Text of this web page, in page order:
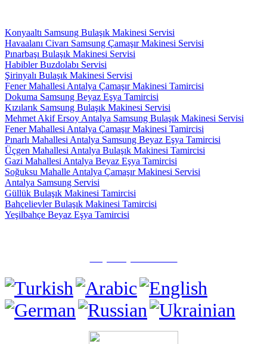
Konyaaltı Samsung Bulaşık Makinesi Servisi
Havaalanı Civarı Samsung Çamaşır Makinesi Servisi
Pınarbaşı Bulaşık Makinesi Servisi
Habibler Buzdolabı Servisi
Şirinyalı Bulaşık Makinesi Servisi
Fener Mahallesi Antalya Çamaşır Makinesi Tamircisi
Dokuma Samsung Beyaz Eşya Tamircisi
Kızılarık Samsung Bulaşık Makinesi Servisi
Mehmet Akif Ersoy Antalya Samsung Bulaşık Makinesi Servisi
Fener Mahallesi Antalya Çamaşır Makinesi Tamircisi
Pınarlı Mahallesi Antalya Samsung Beyaz Eşya Tamircisi
Üçgen Mahallesi Antalya Bulaşık Makinesi Tamircisi
Gazi Mahallesi Antalya Beyaz Eşya Tamircisi
Soğuksu Mahalle Antalya Çamaşır Makinesi Servisi
Antalya Samsung Servisi
Güllük Bulaşık Makinesi Tamircisi
Bahçelievler Bulaşık Makinesi Tamircisi
Yeşilbahçe Beyaz Eşya Tamircisi